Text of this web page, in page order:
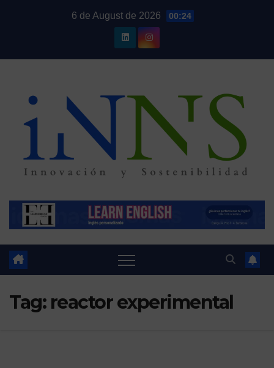
6 de August de 2026 00:24
Tag: reactor experimental